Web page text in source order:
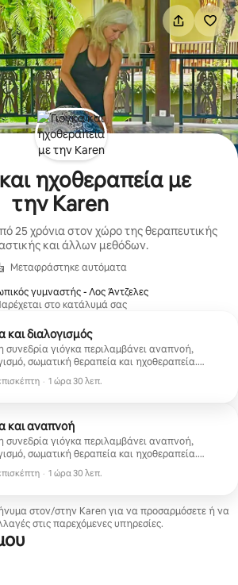
ηχοθεραπεία με
την Karen
25 χρόνια στον χώρο της θεραπευτικής
και άλλων μεθόδων.
Μεταφράστηκε αυτόματα
γυμναστής - Λος Άντζελες
στο κατάλυμά σας
και διαλογισμός
συνεδρία γιόγκα περιλαμβάνει αναπνοή,
σωματική θεραπεία και ηχοθεραπεία.
έργο είναι κατάλληλο για αρχάριους και
επαγγελματίες.
επισκέπτη
· 1 ώρα 30 λεπ.
και αναπνοή
συνεδρία γιόγκα περιλαμβάνει αναπνοή,
σωματική θεραπεία και ηχοθεραπεία.
έργο είναι κατάλληλο για αρχάριους και
επαγγελματίες.
επισκέπτη
· 1 ώρα 30 λεπ.
στον/στην Karen για να προσαρμόσετε ή να
στις παρεχόμενες υπηρεσίες.